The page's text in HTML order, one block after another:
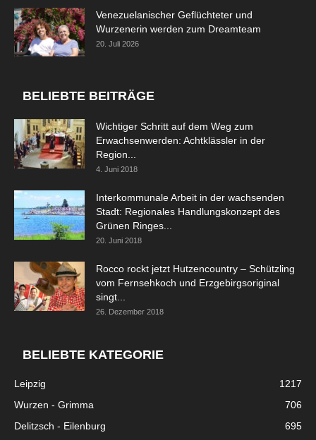
Venezuelanischer Geflüchteter und
Wurzenerin werden zum Dreamteam
20. Juli 2026
BELIEBTE BEITRÄGE
Wichtiger Schritt auf dem Weg zum
Erwachsenwerden: Achtklässler in der
Region...
4. Juni 2018
Interkommunale Arbeit in der wachsenden
Stadt: Regionales Handlungskonzept des
Grünen Ringes...
20. Juni 2018
Rocco rockt jetzt Hutzencountry – Schützling
vom Fernsehkoch und Erzgebirgsoriginal
singt...
26. Dezember 2018
BELIEBTE KATEGORIE
Leipzig
1217
Wurzen - Grimma
706
Delitzsch - Eilenburg
695